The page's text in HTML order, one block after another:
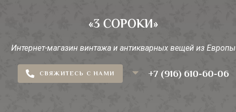
«3 СОРОКИ»
Интернет-магазин винтажа и антикварных вещей из Европы
СВЯЖИТЕСЬ С НАМИ +7 (916) 610-60-06